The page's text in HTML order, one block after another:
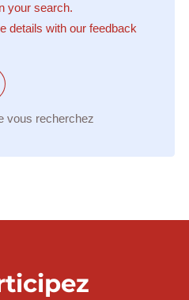
your search.
details with our feedback
vous recherchez